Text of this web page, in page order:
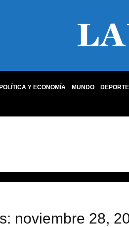
POLÍTICA Y ECONOMÍA MUNDO
noviembre 28,